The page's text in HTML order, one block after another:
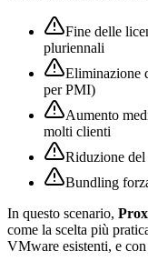
Fine delle
pluriennali
Eliminazione
per PMI)
Aumento
molti clienti
Riduzione
Bundling
In questo scenario,
come la scelta più
VMware esistenti, e